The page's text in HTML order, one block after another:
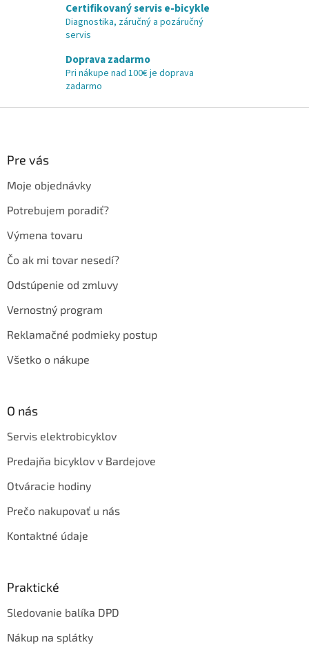
Certifikovaný servis e-bicykle
Diagnostika, záručný a pozáručný
servis
Doprava zadarmo
Pri nákupe nad 100€ je doprava
zadarmo
Pre vás
Moje objednávky
Potrebujem poradiť?
Výmena tovaru
Čo ak mi tovar nesedí?
Odstúpenie od zmluvy
Vernostný program
Reklamačné podmieky postup
Všetko o nákupe
O nás
Servis elektrobicyklov
Predajňa bicyklov v Bardejove
Otváracie hodiny
Prečo nakupovať u nás
Kontaktné údaje
Praktické
Sledovanie balíka DPD
Nákup na splátky